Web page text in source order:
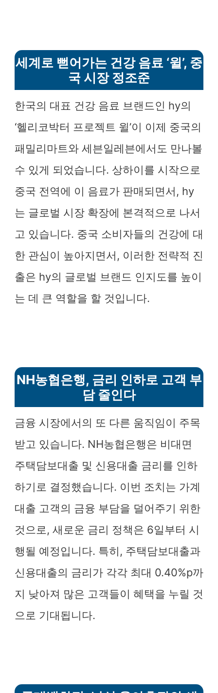
세계로 뻗어가는 건강 음료 ‘윌’, 중
국 시장 정조준
한국의 대표 건강 음료 브랜드인 hy의
‘헬리코박터 프로젝트 윌’이 이제 중국의
패밀리마트와 세븐일레븐에서도 만나볼
수 있게 되었습니다. 상하이를 시작으로
중국 전역에 이 음료가 판매되면서, hy
는 글로벌 시장 확장에 본격적으로 나서
고 있습니다. 중국 소비자들의 건강에 대
한 관심이 높아지면서, 이러한 전략적 진
출은 hy의 글로벌 브랜드 인지도를 높이
는 데 큰 역할을 할 것입니다.
NH농협은행, 금리 인하로 고객 부
담 줄인다
금융 시장에서의 또 다른 움직임이 주목
받고 있습니다. NH농협은행은 비대면
주택담보대출 및 신용대출 금리를 인하
하기로 결정했습니다. 이번 조치는 가계
대출 고객의 금융 부담을 덜어주기 위한
것으로, 새로운 금리 정책은 6일부터 시
행될 예정입니다. 특히, 주택담보대출과
신용대출의 금리가 각각 최대 0.40%p까
지 낮아져 많은 고객들이 혜택을 누릴 것
으로 기대됩니다.